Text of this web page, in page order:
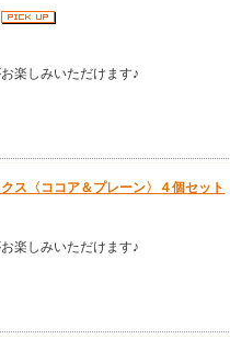
楽しみいただけます♪
ス〈ココア＆プレーン〉４個セット
楽しみいただけます♪